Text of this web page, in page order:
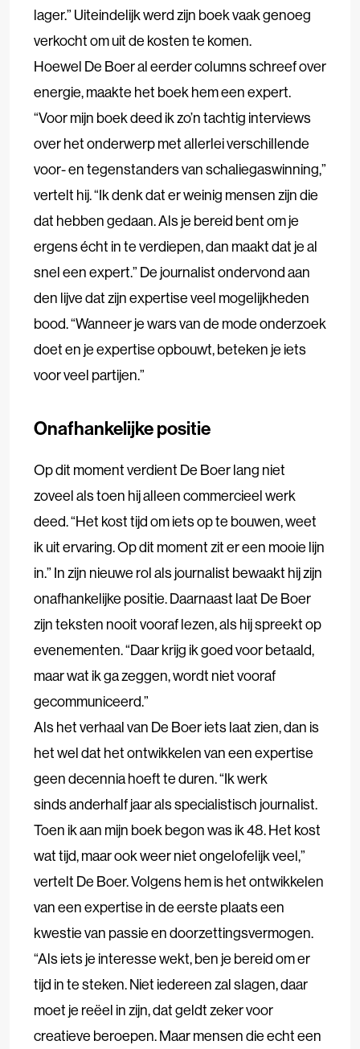
lager.” Uiteindelijk werd zijn boek vaak genoeg
verkocht om uit de kosten te komen.
Hoewel De Boer al eerder columns schreef over
energie, maakte het boek hem een expert.
“Voor mijn boek deed ik zo’n tachtig interviews
over het onderwerp met allerlei verschillende
voor- en tegenstanders van schaliegaswinning,”
vertelt hij. “Ik denk dat er weinig mensen zijn die
dat hebben gedaan. Als je bereid bent om je
ergens écht in te verdiepen, dan maakt dat je al
snel een expert.” De journalist ondervond aan
den lijve dat zijn expertise veel mogelijkheden
bood. “Wanneer je wars van de mode onderzoek
doet en je expertise opbouwt, beteken je iets
voor veel partijen.”
Onafhankelijke positie
Op dit moment verdient De Boer lang niet
zoveel als toen hij alleen commercieel werk
deed. “Het kost tijd om iets op te bouwen, weet
ik uit ervaring. Op dit moment zit er een mooie lijn
in.” In zijn nieuwe rol als journalist bewaakt hij zijn
onafhankelijke positie. Daarnaast laat De Boer
zijn teksten nooit vooraf lezen, als hij spreekt op
evenementen. “Daar krijg ik goed voor betaald,
maar wat ik ga zeggen, wordt niet vooraf
gecommuniceerd.”
Als het verhaal van De Boer iets laat zien, dan is
het wel dat het ontwikkelen van een expertise
geen decennia hoeft te duren. “Ik werk
sinds anderhalf jaar als specialistisch journalist.
Toen ik aan mijn boek begon was ik 48. Het kost
wat tijd, maar ook weer niet ongelofelijk veel,”
vertelt De Boer. Volgens hem is het ontwikkelen
van een expertise in de eerste plaats een
kwestie van passie en doorzettingsvermogen.
“Als iets je interesse wekt, ben je bereid om er
tijd in te steken. Niet iedereen zal slagen, daar
moet je reëel in zijn, dat geldt zeker voor
creatieve beroepen. Maar mensen die echt een